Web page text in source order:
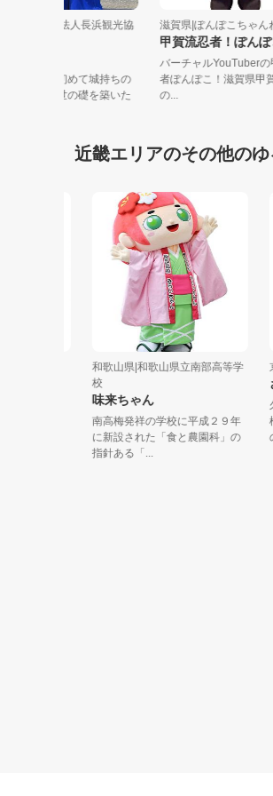
賀県|公益社団法人長浜観光協
浜は秀吉公が初めて城持ちの
名となり、出世の礎を築いた
滋賀県|ぽんぽこちゃ
甲賀流忍者！ぽん
バーチャルYouTuber
者ぽんぽこ！滋賀県
の...
近畿エリアのその他のゆ
和歌山県|和歌山県立南部高等学
味来ちゃん
南高梅発祥の学校に平成２９年
に新設された「食と農園科」の
指針ある「...
久
の